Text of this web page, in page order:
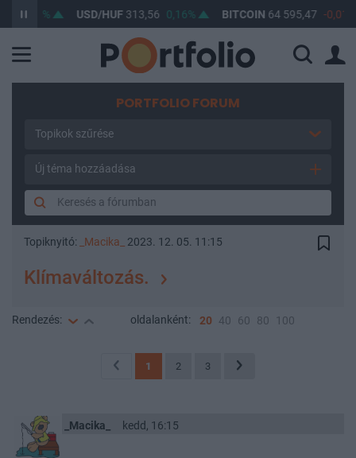
0,1% USD/HUF313,56 0,16% BITCOIN64 595,47 -0,01%
PORTFOLIO FORUM
Topikok szűrése
Új téma hozzáadása
Topiknyitó: _Macika_ 2023. 12. 05. 11:15
Klímaváltozás.
Rendezés: oldalanként: 20 40 60 80 100
1 2 3
_Macika_ kedd, 16:15